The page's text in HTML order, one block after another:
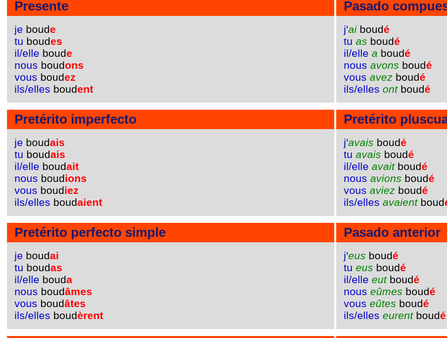
Presente
je boude
tu boudes
il/elle boude
nous boudons
vous boudez
ils/elles boudent
Pasado
j'ai boudé
tu as boudé
il/elle a boudé
nous avons boudé
vous avez boudé
ils/elles ontboudé
Pretérito imperfecto
je boudais
tu boudais
il/elle boudait
nous boudions
vous boudiez
ils/elles boudaient
Pretérito
j'avais boudé
tu avais boudé
il/elle avaitboudé
nous avions boudé
vous aviez boudé
ils/elles avaientboud
Pretérito perfecto simple
je boudai
tu boudas
il/elle bouda
nous boudâmes
vous boudâtes
ils/elles boudèrent
Pasado anterior
j'eus boudé
tu eus boudé
il/elle eutboudé
nous eûmes boudé
vous eûtes boudé
ils/elles eurentboudé